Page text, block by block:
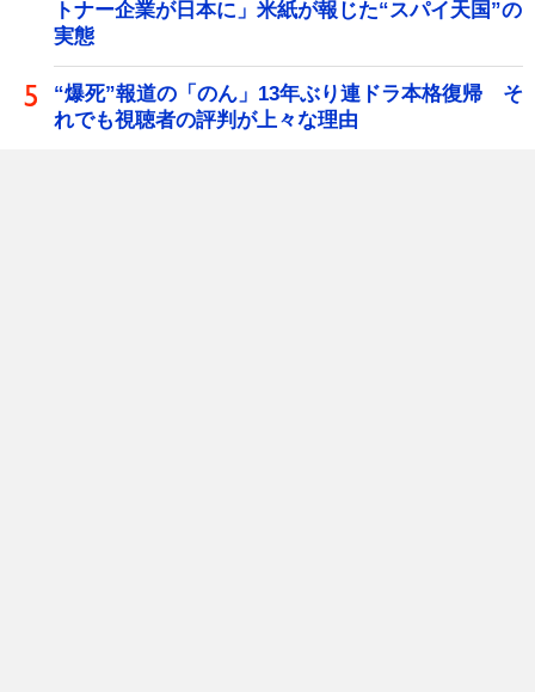
トナー企業が日本に」米紙が報じた“スパイ天国”の
実態
“爆死”報道の「のん」13年ぶり連ドラ本格復帰 そ
れでも視聴者の評判が上々な理由